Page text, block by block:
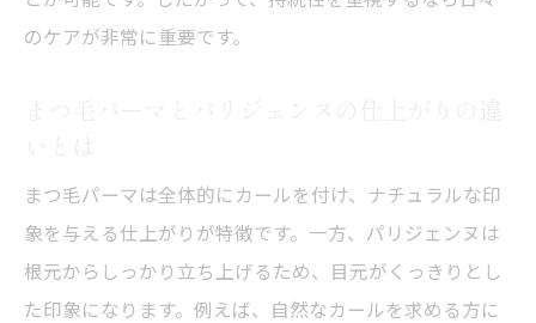
のケアが非常に重要です。
まつ毛パーマは全体的にカールを付け、ナチュラルな印
象を与える仕上がりが特徴です。一方、パリジェンヌは
根元からしっかり立ち上げるため、目元がくっきりとし
た印象になります。例えば、自然なカールを求める方に